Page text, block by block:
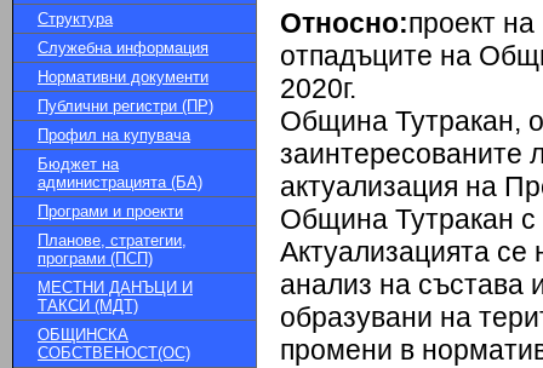
Структура
Служебна информация
Нормативни документи
Публични регистри (ПР)
Профил на купувача
Бюджет на
администрацията (БА)
Програми и проекти
Планове, стратегии,
програми (ПСП)
МЕСТНИ ДАНЪЦИ И
ТАКСИ (МДТ)
ОБЩИНСКА
СОБСТВЕНОСТ(ОС)
Относно:проект
отпадъците на
2020г.
Община Тутракан,
заинтересованите
актуализация на
Община Тутракан с
Актуализацията
анализ на състава
образувани на
промени в